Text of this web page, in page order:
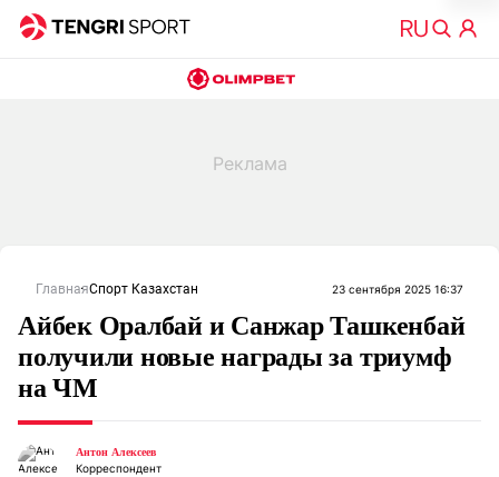
ГлавнаяСпорт Казахстан 23 сентября 2025 16:37
Айбек Оралбай и Санжар Ташкенбай
получили новые награды за триумф
на ЧМ
Антон Алексеев
Корреспондент